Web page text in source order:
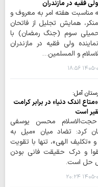
فقیه در مازندران
مناسبت هفته امر به معروف و
همایش تجلیل از فاتحان
سوم (جنگ رمضان) با
ولی فقیه در مازندران
و المسلمین…
۱۸:۵۶
آمل:
اندک دنیا» در برابر کرامت
است
محسن یوسفی
کرد: تضاد میان «میل به
«تکلیف الهی»، تنها با تقویت
و درک حقیقت فانی بودن
حل است.
۲۰:۲۴